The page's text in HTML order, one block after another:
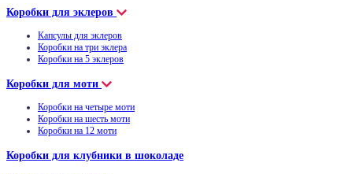
Коробки для эклеров
Капсулы для эклеров
Коробки на три эклера
Коробки на 5 эклеров
Коробки для моти
Коробки на четыре моти
Коробки на шесть моти
Коробки на 12 моти
Коробки для клубники в шоколаде